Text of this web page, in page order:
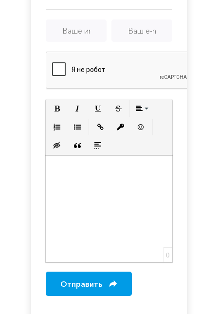
Вставка скрытого текста
Вставка цитаты
Вставка спойлера
0
Отправить